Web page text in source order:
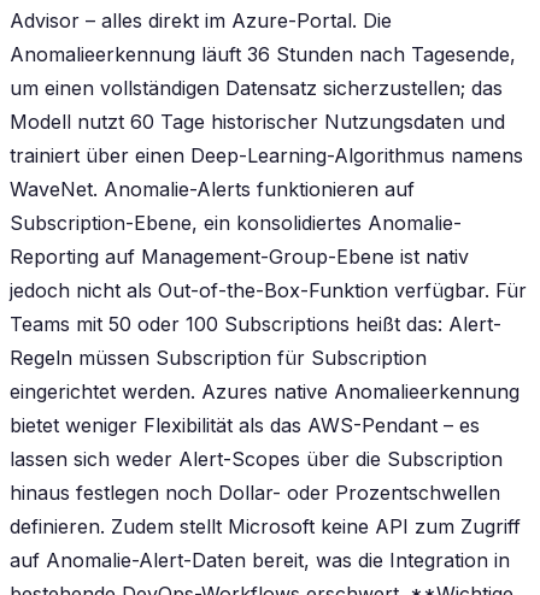
Advisor – alles direkt im Azure-Portal. Die
Anomalieerkennung läuft 36 Stunden nach Tagesende,
um einen vollständigen Datensatz sicherzustellen; das
Modell nutzt 60 Tage historischer Nutzungsdaten und
trainiert über einen Deep-Learning-Algorithmus namens
WaveNet. Anomalie-Alerts funktionieren auf
Subscription-Ebene, ein konsolidiertes Anomalie-
Reporting auf Management-Group-Ebene ist nativ
jedoch nicht als Out-of-the-Box-Funktion verfügbar. Für
Teams mit 50 oder 100 Subscriptions heißt das: Alert-
Regeln müssen Subscription für Subscription
eingerichtet werden. Azures native Anomalieerkennung
bietet weniger Flexibilität als das AWS-Pendant – es
lassen sich weder Alert-Scopes über die Subscription
hinaus festlegen noch Dollar- oder Prozentschwellen
definieren. Zudem stellt Microsoft keine API zum Zugriff
auf Anomalie-Alert-Daten bereit, was die Integration in